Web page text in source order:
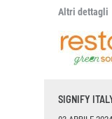
Altri dettagli
SIGNIFY